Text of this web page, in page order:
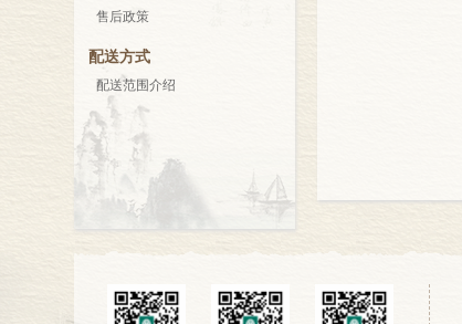
售后政策
配送方式
配送范围介绍